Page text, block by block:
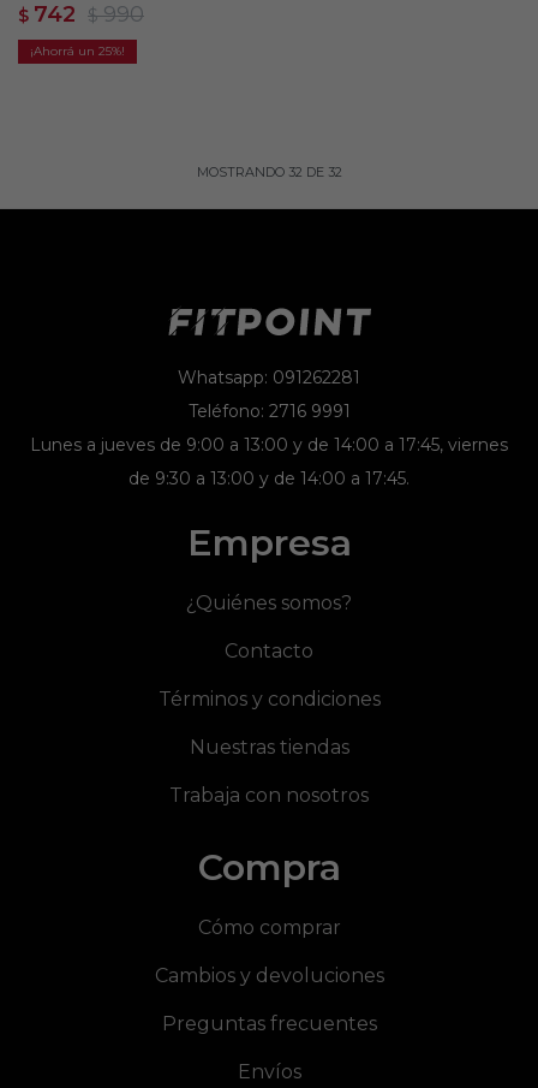
$ 742 $ 990
25
MOSTRANDO 32 DE 32
Whatsapp: 091262281
Teléfono: 2716 9991
Lunes a jueves de 9:00 a 13:00 y de 14:00 a 17:45, viernes
de 9:30 a 13:00 y de 14:00 a 17:45.
Empresa
¿Quiénes somos?
Contacto
Términos y condiciones
Nuestras tiendas
Trabaja con nosotros
Compra
Cómo comprar
Cambios y devoluciones
Preguntas frecuentes
Envíos